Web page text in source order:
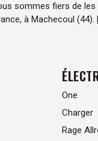
sommes fiers de
à Machecoul (44).
One
Charger
Rage